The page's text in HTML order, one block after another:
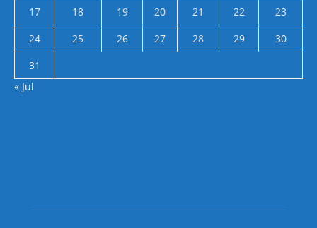
17
18 19 20 21 22
23
24
25 26 27 28 29
30
31
« Jul